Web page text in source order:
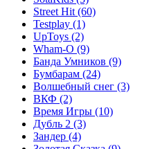
Street Hit (60)
Testplay (1)
UpToys (2)
Wham-O (9)
Банда Умников (9)
Бумбарам (24)
Волшебный снег (3)
ВКФ (2)
Время Игры (10)
Дубль 2 (3)
Зандер (4)